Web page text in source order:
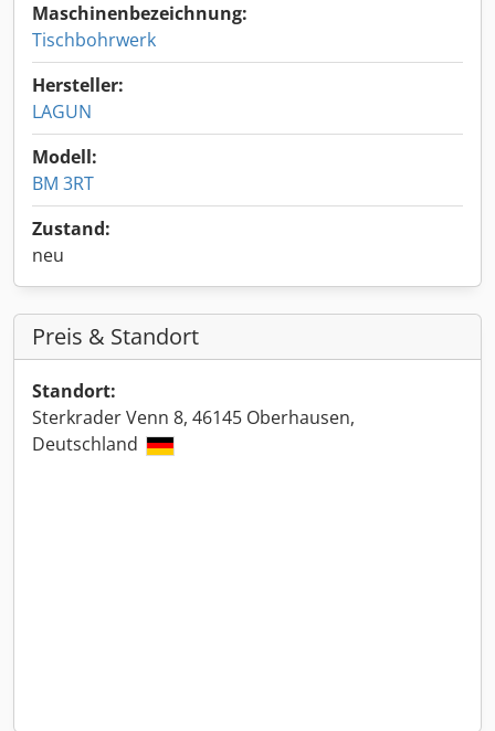
Maschinenbezeichnung:
Tischbohrwerk
Hersteller:
LAGUN
Modell:
BM 3RT
Zustand:
neu
Preis & Standort
Standort:
Sterkrader Venn 8, 46145 Oberhausen,
Deutschland